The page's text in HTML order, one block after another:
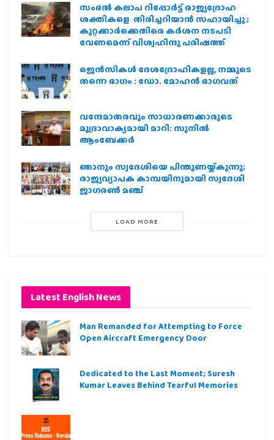
സംഭൽ കലാപ റിപ്പോർട്ട് രാജ്യദ്രോഹ
ശക്തികളെ തിരിച്ചറിയാൻ സഹായിച്ചു ;
കുറ്റക്കാർക്കെതിരെ കർശന നടപടി
വേണമെന്ന് വിശ്വഹിന്ദു പരിഷത്ത്
ജെന്‍സികള്‍ ദേശദ്രോഹികളല്ല, നമ്മുടെ
തന്നെ ഭാഗം : ഡോ. മോഹന്‍ ഭാഗവത്
വന്ദേമാതരവും സാധാരണക്കാരുടെ
മുദ്രാവാക്യമായി മാറി: സുനിൽ
ആംബേക്കർ
ഞാനും സ്വദേശിയെ പിന്തുണയ്ക്കുന്നു;
രാജ്യവ്യാപക കാമ്പയിനുമായി സ്വദേശി
ജാഗരണ്‍ മഞ്ച്
LOAD MORE
Latest English News
Man Remanded for Attempting to Force
Open Aircraft Emergency Door
Dedicated to the Last Moment; Suresh
Kumar Leaves Behind Tearful Memories